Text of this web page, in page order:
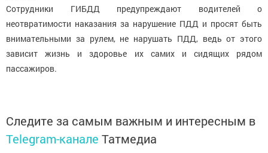
Сотрудники ГИБДД предупреждают водителей о
неотвратимости наказания за нарушение ПДД и просят быть
внимательными за рулем, не нарушать ПДД, ведь от этого
зависит жизнь и здоровье их самих и сидящих рядом
пассажиров.
Следите за самым важным и интересным в
Telegram-канале Татмедиа